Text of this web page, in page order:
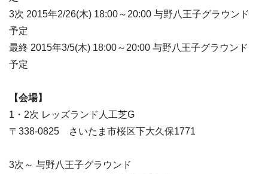
3次 2015年2/26(木) 18:00～20:00 与野八王子グラウンド
予定
最終 2015年3/5(木) 18:00～20:00 与野八王子グラウンド
予定
【会場】
1・2次 レッズランド人工芝G
〒338-0825 さいたま市桜区下大久保1771
3次～ 与野八王子グラウンド